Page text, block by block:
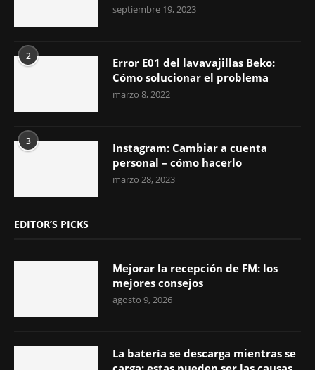
septiembre 19, 2023
2
Error E01 del lavavajillas Beko:
Cómo solucionar el problema
marzo 8, 2022
3
Instagram: Cambiar a cuenta
personal – cómo hacerlo
marzo 28, 2023
EDITOR’S PICKS
Mejorar la recepción de FM: los
mejores consejos
agosto 9, 2026
La batería se descarga mientras se